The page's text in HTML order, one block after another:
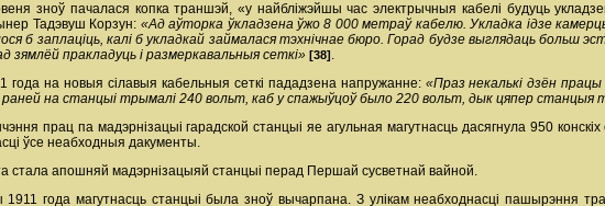
зноў пачалася копка траншэй, «у найбліжэйшы час электрычныя кабелі будуць
Тадэвуш Корзун: «Ад аўторка ўкладзена ўжо 8 000 метраў кабелю. Укладка ідзе
б заплаціць, калі б укладкай займалася тэхнічнае бюро. Горад будзе выглядаць больш
зямлёй пракладуць і размеркавальныя сеткі» [38].
года на новыя сілавыя кабельныя сеткі пададзена напружанне: «Праз некалькі дзён
раней на станцыі трымалі 240 вольт, каб у спажыўцоў было 220 вольт, дык цяпер
прац па мадэрнізацыі гарадской станцыі яе агульная магутнасць дасягнула 950
ўсе неабходныя дакументы.
стала апошняй мадэрнізацыяй станцыі перад Першай сусветнай вайной.
года магутнасць станцыі была зноў вычарпана. З улікам неабходнасці пашырэння